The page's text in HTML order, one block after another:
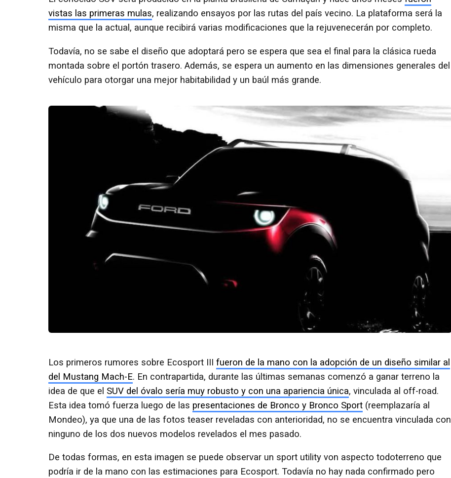
vistas las primeras mulas, realizando ensayos por las rutas del país vecino. La plataforma será la
misma que la actual, aunque recibirá varias modificaciones que la rejuvenecerán por completo.
Todavía, no se sabe el diseño que adoptará pero se espera que sea el final para la clásica rueda
montada sobre el portón trasero. Además, se espera un aumento en las dimensiones generales del
vehículo para otorgar una mejor habitabilidad y un baúl más grande.
Los primeros rumores sobre Ecosport III fueron de la mano con la adopción de un diseño similar al
del Mustang Mach-E. En contrapartida, durante las últimas semanas comenzó a ganar terreno la
idea de que el SUV del óvalo sería muy robusto y con una apariencia única, vinculada al off-road.
Esta idea tomó fuerza luego de las presentaciones de Bronco y Bronco Sport (reemplazaría al
Mondeo), ya que una de las fotos teaser reveladas con anterioridad, no se encuentra vinculada con
ninguno de los dos nuevos modelos revelados el mes pasado.
De todas formas, en esta imagen se puede observar un sport utility von aspecto todoterreno que
podría ir de la mano con las estimaciones para Ecosport. Todavía no hay nada confirmado pero